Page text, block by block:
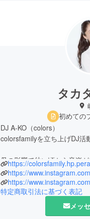
タカ
初めての
DJ A-KO（colors）
colorsfamilyを立ち上げDJ活
母の影響で幼い頃から音楽が
その中でも70年代Soulや
れる。時代を越えて愛され
スタイルで継承し続けている
所属するDJチーム「colors
るが、音楽愛とDJへの熱量
https://
特定商取引法に基づく表記
メッ